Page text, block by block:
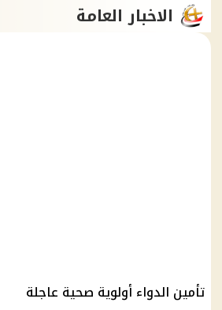
الاخبار العامة
تأمين الدواء أولوية صحية عاجلة